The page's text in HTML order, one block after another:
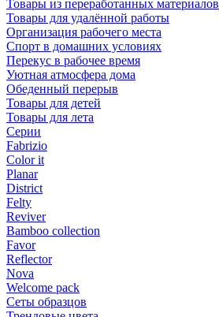
Товары из переработанных материалов
Товары для удалённой работы
Организация рабочего места
Спорт в домашних условиях
Перекус в рабочее время
Уютная атмосфера дома
Обеденный перерыв
Товары для детей
Товары для лета
Серии
Fabrizio
Color it
Planar
District
Felty
Reviver
Bamboo collection
Favor
Reflector
Nova
Welcome pack
Сеты образцов